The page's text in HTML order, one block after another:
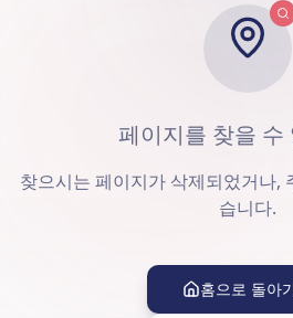
페이지를 찾을 수
찾으시는 페이지가 삭제되었거나,
습니다.
홈으로 돌아